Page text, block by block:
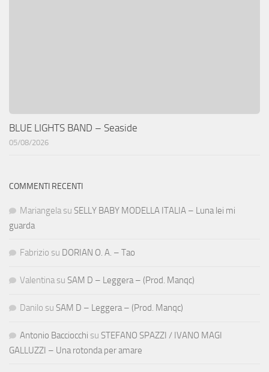
BLUE LIGHTS BAND – Seaside
05/08/2026
COMMENTI RECENTI
Mariangela su SELLY BABY MODELLA ITALIA – Luna lei mi
guarda
Fabrizio su DORIAN O. A. – Tao
Valentina su SAM D – Leggera – (Prod. Manqc)
Danilo su SAM D – Leggera – (Prod. Manqc)
Antonio Bacciocchi su STEFANO SPAZZI / IVANO MAGI
GALLUZZI – Una rotonda per amare